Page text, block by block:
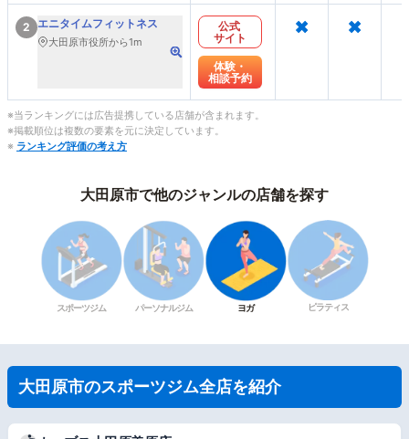
2 エニタイムフィットネス
大田原市役所から1m
公式
サイト
体験・
相談予約
× ×
※当ランキングには広告提携している店舗が含まれます。
※掲載順位は複数の要素を元に決定しています。
※ ランキング評価の考え方
大田原市で他のジャンルの店舗を探す
スポーツジム パーソナルジム ヨガ ピラティス
大田原市のスポーツジム全店を紹介